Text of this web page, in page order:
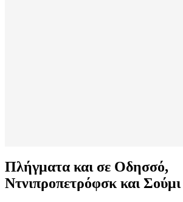
Πλήγματα και σε Οδησσό,
Ντνιπροπετρόφσκ και Σούμι